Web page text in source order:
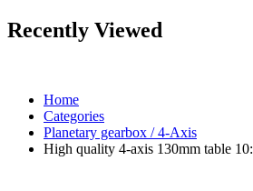
Recently Viewed
Home
Categories
Planetary gearbox / 4-Axis
High quality 4-axis 130mm table